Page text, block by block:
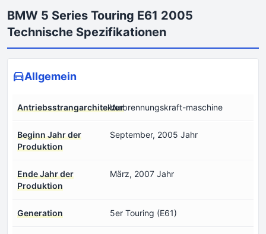
BMW 5 Series Touring E61 2005
Technische Spezifikationen
Allgemein
AntriebsstrangarchitekturVerbrennungskraft-maschine
Beginn Jahr der
Produktion
September, 2005 Jahr
Ende Jahr der
Produktion
März, 2007 Jahr
Generation 5er Touring (E61)